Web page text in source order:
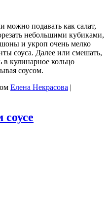
можно подавать как салат,
небольшими кубиками,
и укроп очень мелко
соуса. Далее или смешать,
в кулинарное кольцо
соусом.
Елена Некрасова |
соусе